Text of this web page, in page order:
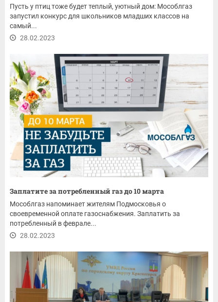
Пусть у птиц тоже будет теплый, уютный дом: Мособлгаз
запустил конкурс для школьников младших классов на
самый...
28.02.2023
Заплатите за потребленный газ до 10 марта
Мособлгаз напоминает жителям Подмосковья о
своевременной оплате газоснабжения. Заплатить за
потребленный в феврале...
28.02.2023